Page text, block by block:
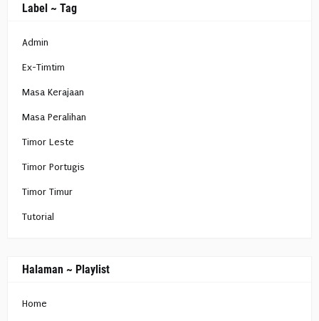
Label ~ Tag
Admin
Ex-Timtim
Masa Kerajaan
Masa Peralihan
Timor Leste
Timor Portugis
Timor Timur
Tutorial
Halaman ~ Playlist
Home